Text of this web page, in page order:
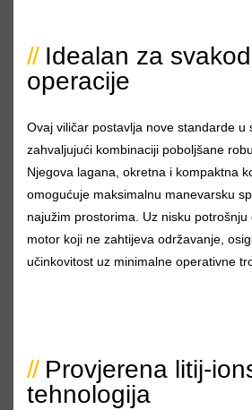
Idealan za
operacije
Ovaj viličar postavlja nove standarde u
zahvaljujući kombinaciji poboljšane
Njegova lagana, okretna i kompaktna
omogućuje maksimalnu manevarsku
najužim prostorima. Uz nisku
motor koji ne zahtijeva održavanje,
učinkovitost uz minimalne operativne
Provjerena litij-
tehnologija